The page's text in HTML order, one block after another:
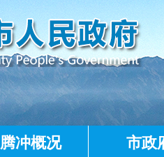
腾冲概况 市政